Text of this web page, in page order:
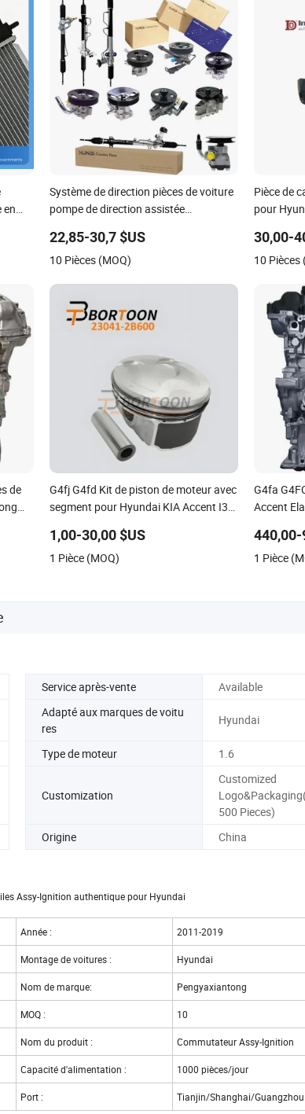
en
Système de direction pièces de voiture
pompe de direction assistée
pour Hyundai KIA Accent divers
modèles de voiture
22,85-30,7 $US
10 Pièces (MOQ)
Pièce de
pour
30,00-
10 Pièces
de
G4fj G4fd Kit de piston de moteur avec
segment pour Hyundai KIA Accent I30
1,00-30,00 $US
1 Pièce (MOQ)
G4fa
Accent
440,00-
1 Pièce
Service après-vente Available
Adapté aux marques de voitu
res
Hyundai
Type de moteur 1.6
Customization
Customized
500 Pieces)
Origine China
Assy-Ignition authentique pour Hyundai
Année : 2011-2019
Montage de voitures : Hyundai
Nom de marque: Pengyaxiantong
MOQ : 10
Nom du produit : Commutateur Assy-Ignition
Capacité d'alimentation : 1000 pièces/jour
Port : Tianjin/Shanghai/Guangzhou